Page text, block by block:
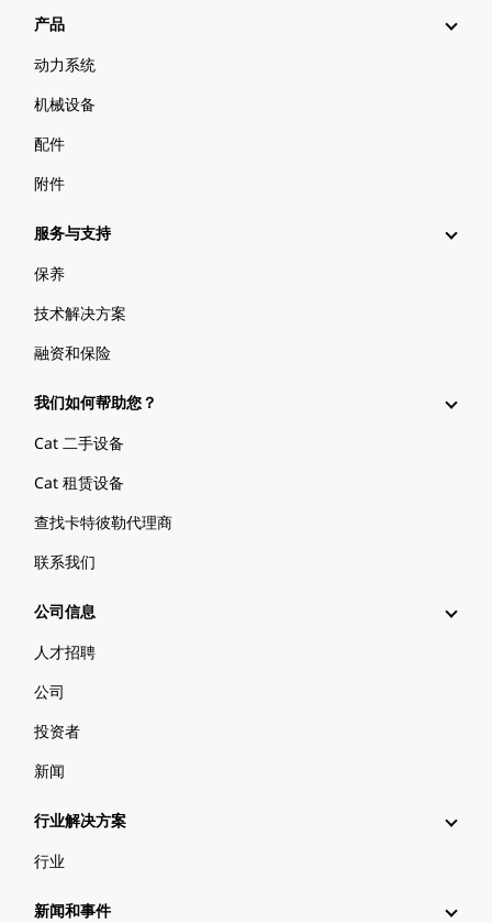
产品
动力系统
机械设备
配件
附件
服务与支持
保养
技术解决方案
融资和保险
我们如何帮助您？
Cat 二手设备
Cat 租赁设备
查找卡特彼勒代理商
联系我们
公司信息
人才招聘
公司
投资者
新闻
行业解决方案
行业
新闻和事件